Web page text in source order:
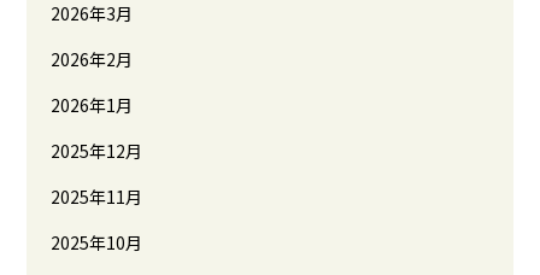
2026年3月
2026年2月
2026年1月
2025年12月
2025年11月
2025年10月